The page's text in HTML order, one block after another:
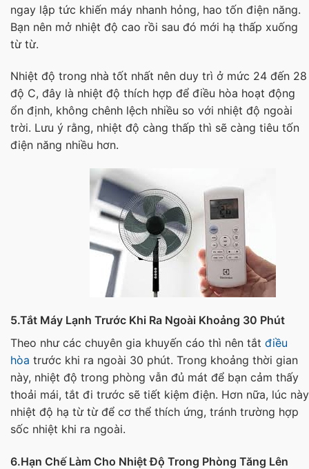
ngay lập tức khiến máy nhanh hỏng, hao tốn điện năng.
Bạn nên mở nhiệt độ cao rồi sau đó mới hạ thấp xuống
từ từ.
Nhiệt độ trong nhà tốt nhất nên duy trì ở mức 24 đến 28
độ C, đây là nhiệt độ thích hợp để điều hòa hoạt động
ổn định, không chênh lệch nhiều so với nhiệt độ ngoài
trời. Lưu ý rằng, nhiệt độ càng thấp thì sẽ càng tiêu tốn
điện năng nhiều hơn.
5.Tắt Máy Lạnh Trước Khi Ra Ngoài Khoảng 30 Phút
Theo như các chuyên gia khuyến cáo thì nên tắt điều
hòa trước khi ra ngoài 30 phút. Trong khoảng thời gian
này, nhiệt độ trong phòng vẫn đủ mát để bạn cảm thấy
thoải mái, tắt đi trước sẽ tiết kiệm điện. Hơn nữa, lúc này
nhiệt độ hạ từ từ để cơ thể thích ứng, tránh trường hợp
sốc nhiệt khi ra ngoài.
6.Hạn Chế Làm Cho Nhiệt Độ Trong Phòng Tăng Lên